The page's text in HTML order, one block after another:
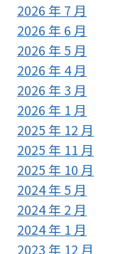
2026 年 7 月
2026 年 6 月
2026 年 5 月
2026 年 4 月
2026 年 3 月
2026 年 1 月
2025 年 12 月
2025 年 11 月
2025 年 10 月
2024 年 5 月
2024 年 2 月
2024 年 1 月
2023 年 12 月